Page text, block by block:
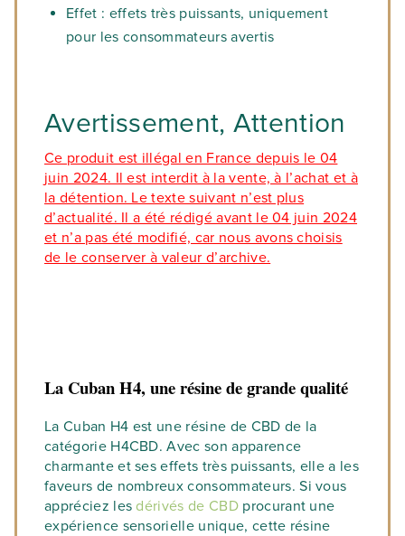
Effet : effets très puissants, uniquement
pour les consommateurs avertis
Avertissement, Attention
Ce produit est illégal en France depuis le 04
juin 2024. Il est interdit à la vente, à l’achat et à
la détention. Le texte suivant n’est plus
d’actualité. Il a été rédigé avant le 04 juin 2024
et n’a pas été modifié, car nous avons choisis
de le conserver à valeur d’archive.
La Cuban H4, une résine de grande qualité
La Cuban H4 est une résine de CBD de la
catégorie H4CBD. Avec son apparence
charmante et ses effets très puissants, elle a les
faveurs de nombreux consommateurs. Si vous
appréciez lesdérivés de CBDprocurant une
expérience sensorielle unique, cette résine